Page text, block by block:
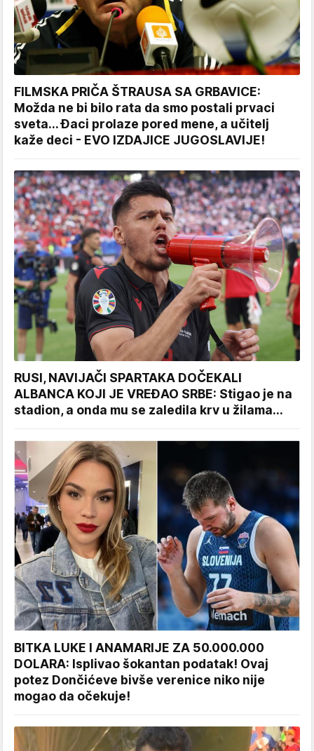
FILMSKA PRIČA ŠTRAUSA SA GRBAVICE:
Možda ne bi bilo rata da smo postali prvaci
sveta... Đaci prolaze pored mene, a učitelj
kaže deci - EVO IZDAJICE JUGOSLAVIJE!
RUSI, NAVIJAČI SPARTAKA DOČEKALI
ALBANCA KOJI JE VREĐAO SRBE: Stigao je na
stadion, a onda mu se zaledila krv u žilama...
BITKA LUKE I ANAMARIJE ZA 50.000.000
DOLARA: Isplivao šokantan podatak! Ovaj
potez Dončićeve bivše verenice niko nije
mogao da očekuje!